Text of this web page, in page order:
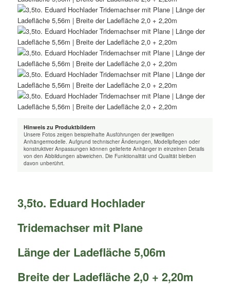
Hinweis zu Produktbildern
Unsere Fotos zeigen beispielhafte Ausführungen der jeweiligen
Anhängermodelle. Aufgrund technischer Änderungen, Modellpflegen oder
konstruktiver Anpassungen können gelieferte Anhänger in einzelnen Details
von den Abbildungen abweichen. Die Funktionalität und Qualität bleiben
davon unberührt.
3,5to. Eduard Hochlader
Tridemachser mit Plane
Länge der Ladefläche 5,06m
Breite der Ladefläche 2,0 + 2,20m